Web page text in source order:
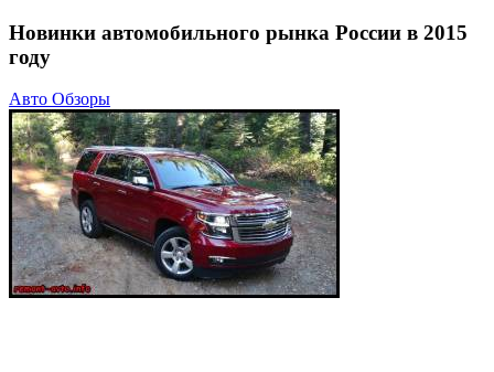
Новинки автомобильного рынка России в 2015
году
Авто Обзоры